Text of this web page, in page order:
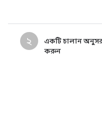
২
একটি চালান
করুন